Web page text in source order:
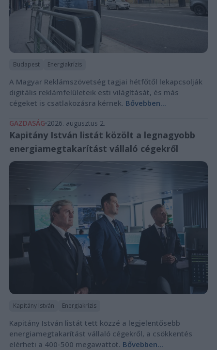
Budapest Energiakrízis
A Magyar Reklámszövetség tagjai hétfőtől lekapcsolják
digitális reklámfelületeik esti világítását, és más
cégeket is csatlakozásra kérnek. Bővebben...
GAZDASÁG 2026. augusztus 2.
Kapitány István listát közölt a legnagyobb
energiamegtakarítást vállaló cégekről
Kapitány István Energiakrízis
Kapitány István listát tett közzé a legjelentősebb
energiamegtakarítást vállaló cégekről, a csökkentés
elérheti a 400-500 megawattot. Bővebben...